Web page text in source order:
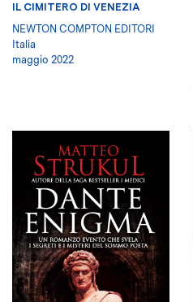
IL CIMITERO DI VENEZIA
NEWTON COMPTON EDITORI
Italia
maggio 2022